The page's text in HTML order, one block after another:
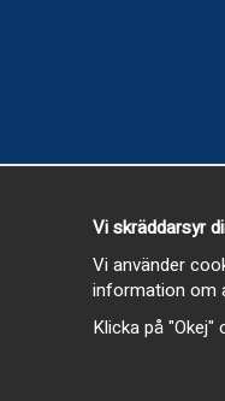
Vi skräddarsyr
Vi använder
information om
Klicka på